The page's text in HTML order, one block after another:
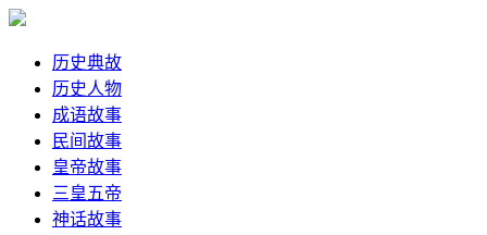
历史典故
历史人物
成语故事
民间故事
皇帝故事
三皇五帝
神话故事